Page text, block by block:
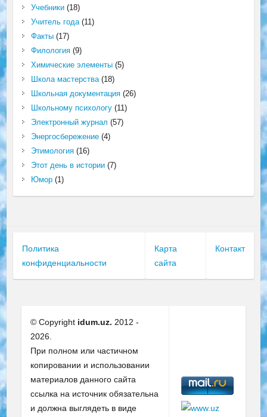
Учебники(18)
Учитель года(11)
Факты(17)
Филология(9)
Химические элементы(5)
Школа мастерства(18)
Школьная документация(26)
Школьному психологу(11)
Электронный журнал (57)
Энергосбережение(4)
Этимология(16)
Этот день в истории(7)
Юмор(1)
Политика
конфиденциальности
Карта
сайта
Контакт
© Copyright idum.uz. 2012 -
2026.
При полном или частичном
копировании и использовании
материалов данного сайта
ссылка на источник обязательна
и должна выглядеть в виде